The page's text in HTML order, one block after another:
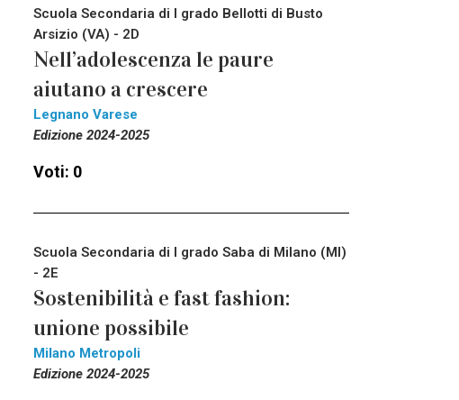
Scuola Secondaria di I grado Bellotti di Busto
Arsizio (VA) - 2D
Nell’adolescenza le paure
aiutano a crescere
Legnano Varese
Edizione 2024-2025
Voti: 0
Scuola Secondaria di I grado Saba di Milano (MI)
- 2E
Sostenibilità e fast fashion:
unione possibile
Milano Metropoli
Edizione 2024-2025